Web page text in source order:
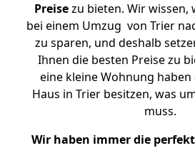
Preisezu bieten. Wir wissen,
bei einem Umzug von Trier
zu sparen, und deshalb
Ihnen die besten Preise zu
eine kleine Wohnung
Haus in Trier besitzen, was
muss.
Wir haben immer die